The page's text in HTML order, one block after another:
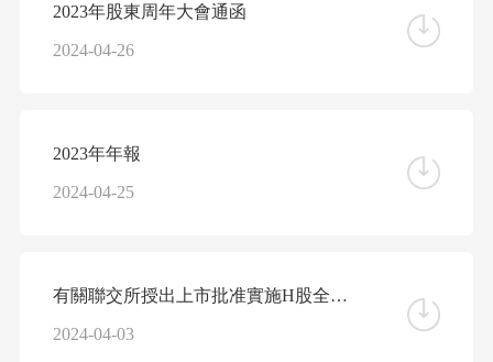
2023年股東周年大會通函
2024-04-26
2023年年報
2024-04-25
有關聯交所授出上市批准實施H股全流通的公告
2024-04-03